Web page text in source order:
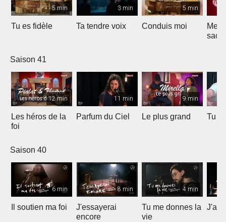
5 min
Tu es fidèle
3 min
Ta tendre voix
5 min
Conduis moi
Saison 41
12 min
Les héros de la
foi
11 min
Parfum du Ciel
9 min
Le plus grand Tu
Saison 40
6 min
Il soutien ma foi
8 min
J'essayerai
encore
4 min
Tu me donnes la
vie
J'ai